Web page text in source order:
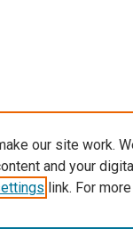
our site work.
and your
link. For